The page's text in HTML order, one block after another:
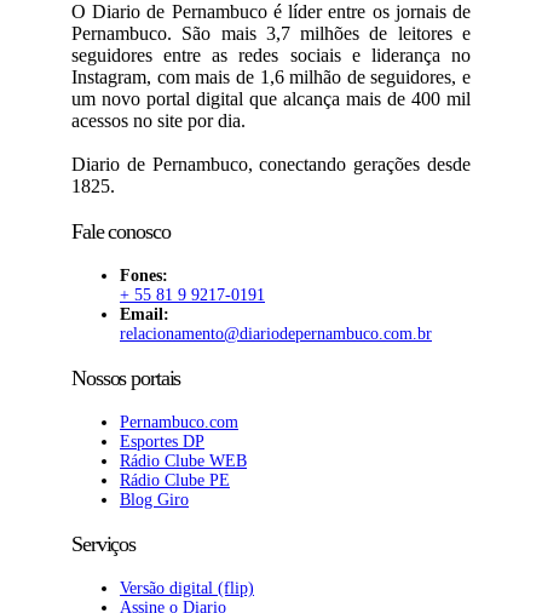
O Diario de Pernambuco é líder entre os jornais de
Pernambuco. São mais 3,7 milhões de leitores e
seguidores entre as redes sociais e liderança no
Instagram, com mais de 1,6 milhão de seguidores, e
um novo portal digital que alcança mais de 400 mil
acessos no site por dia.
Diario de Pernambuco, conectando gerações desde
1825.
Fale conosco
Fones:
+ 55 81 9 9217-0191
Email:
relacionamento@diariodepernambuco.com.br
Nossos portais
Pernambuco.com
Esportes DP
Rádio Clube WEB
Rádio Clube PE
Blog Giro
Serviços
Versão digital (flip)
Assine o Diario